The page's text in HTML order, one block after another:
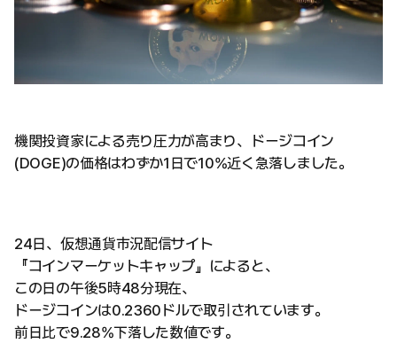
機関投資家による売り圧力が高まり、ドージコイン
(DOGE)の価格はわずか1日で10%近く急落しました。
24日、仮想通貨市況配信サイト
『コインマーケットキャップ』によると、
この日の午後5時48分現在、
ドージコインは0.2360ドルで取引されています。
前日比で9.28%下落した数値です。